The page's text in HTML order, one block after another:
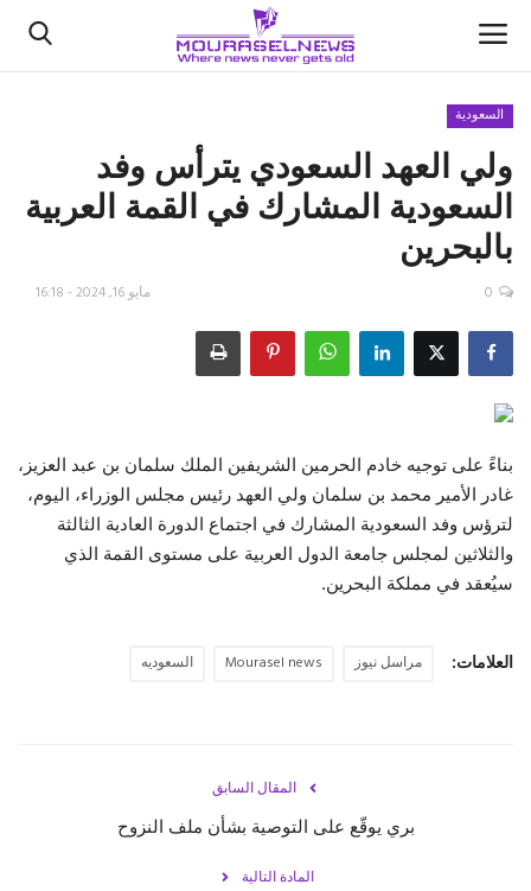
الأخبار
كتّابنا
السعودية
اقتصاد
علوم وتكنولوجيا
رياضة
فيديو
حياة
السعودية
ولي العهد السعودي يترأس وفد
السعودية المشارك في القمة العربية
بالبحرين
مايو 16, 2024 - 16:18 0
بناءً على توجيه خادم الحرمين الشريفين الملك سلمان بن عبد العزيز،
غادر الأمير محمد بن سلمان ولي العهد رئيس مجلس الوزراء، اليوم،
لترؤس وفد السعودية المشارك في اجتماع الدورة العادية الثالثة
والثلاثين لمجلس جامعة الدول العربية على مستوى القمة الذي
سيُعقد في مملكة البحرين.
العلامات: مراسل نيوز Mourasel news السعوديه
المقال السابق
بري يوقّع على التوصية بشأن ملف النزوح
المادة التالية